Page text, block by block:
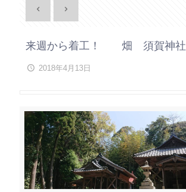
来週から着工！ 畑 須賀神社
2018年4月13日